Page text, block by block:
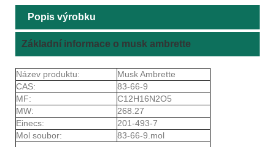
Popis výrobku
Základní informace o musk ambrette
Název produktu:
Musk Ambrette
CAS:
83-66-9
MF:
C12H16N2O5
MW:
268.27
Einecs:
201-493-7
Mol soubor:
83-66-9.mol